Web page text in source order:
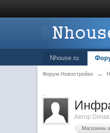
Nhouse.ru
Форум Новостройки →
.
Автор
Магазины